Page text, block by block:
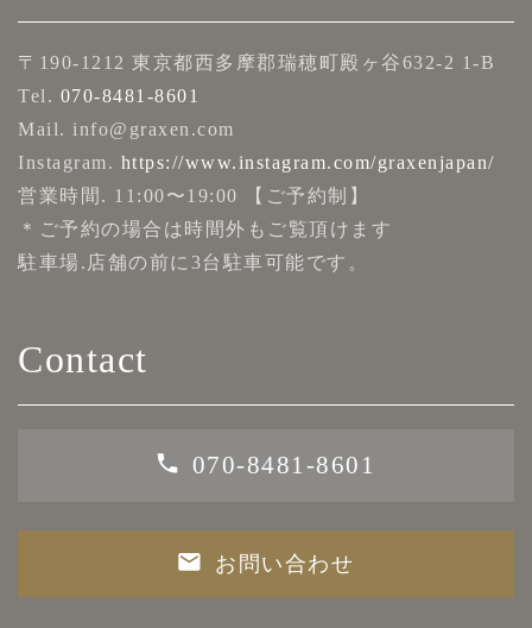
〒190-1212 東京都西多摩郡瑞穂町殿ヶ谷632-2 1-B
Tel. 070-8481-8601
Mail. info@graxen.com
Instagram. https://www.instagram.com/graxenjapan/
営業時間. 11:00〜19:00 【ご予約制】
＊ご予約の場合は時間外もご覧頂けます
駐車場.店舗の前に3台駐車可能です。
Contact
070-8481-8601
お問い合わせ